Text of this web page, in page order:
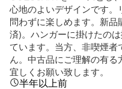
心地のよいデザインです
問わずに楽しめます。新
済)。ハンガーに掛けたの
ています。当方、非喫煙
ん。中古品にご理解の有
宜しくお願い致します。
半年以上前